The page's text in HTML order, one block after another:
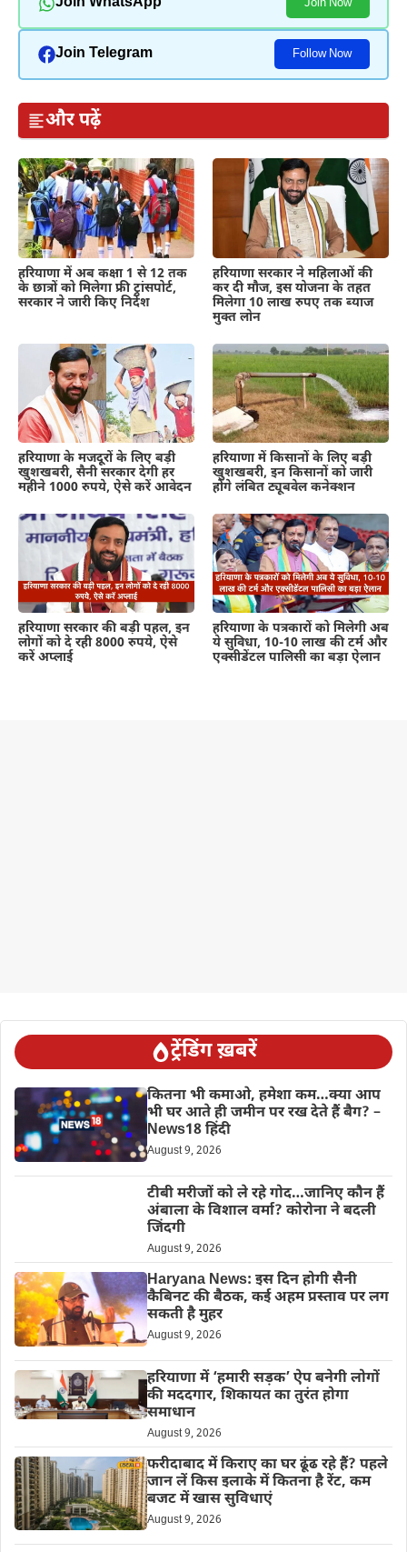
Join Now
Join Telegram Follow Now
और पढ़ें
हरियाणा में अब कक्षा 1 से 12 तक
के छात्रों को मिलेगा फ्री ट्रांसपोर्ट,
सरकार ने जारी किए निर्देश
हरियाणा सरकार ने महिलाओं की
कर दी मौज, इस योजना के तहत
मिलेगा 10 लाख रुपए तक ब्याज
मुक्त लोन
हरियाणा के मजदूरों के लिए बड़ी
खुशखबरी, सैनी सरकार देगी हर
महीने 1000 रुपये, ऐसे करें आवेदन
हरियाणा में किसानों के लिए बड़ी
खुशखबरी, इन किसानों को जारी
होंगे लंबित ट्यूबवेल कनेक्शन
हरियाणा सरकार की बड़ी पहल, इन
लोगों को दे रही 8000 रुपये, ऐसे
करें अप्लाई
हरियाणा के पत्रकारों को मिलेगी अब
ये सुविधा, 10-10 लाख की टर्म और
एक्सीडेंटल पालिसी का बड़ा ऐलान
ट्रेंडिंग ख़बरें
कितना भी कमाओ, हमेशा कम…क्या आप
भी घर आते ही जमीन पर रख देते हैं बैग? –
News18 हिंदी
August 9, 2026
टीबी मरीजों को ले रहे गोद…जानिए कौन हैं
अंबाला के विशाल वर्मा? कोरोना ने बदली
जिंदगी
August 9, 2026
Haryana News: इस दिन होगी सैनी
कैबिनट की बैठक, कई अहम प्रस्ताव पर लग
सकती है मुहर
August 9, 2026
हरियाणा में ‘हमारी सड़क’ ऐप बनेगी लोगों
की मददगार, शिकायत का तुरंत होगा
समाधान
August 9, 2026
फरीदाबाद में किराए का घर ढूंढ रहे हैं? पहले
जान लें किस इलाके में कितना है रेंट, कम
बजट में खास सुविधाएं
August 9, 2026